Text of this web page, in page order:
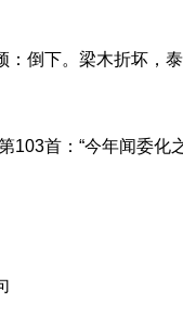
：倒下。梁木折坏，
103首：“今年闻委